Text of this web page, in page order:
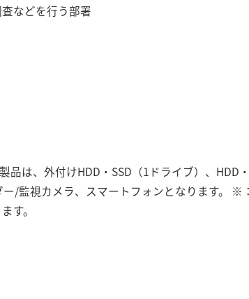
査などを行う部署
は、外付けHDD・SSD（1ドライブ）、HDD
/監視カメラ、スマートフォンとなります。 ※
す。